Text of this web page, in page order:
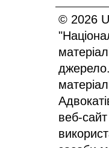
© 2026
веб-